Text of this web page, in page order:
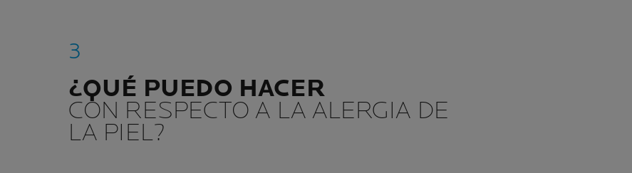
¿QUÉ PUEDO HACER
CON RESPECTO A LA ALERGIA DE
LA PIEL?